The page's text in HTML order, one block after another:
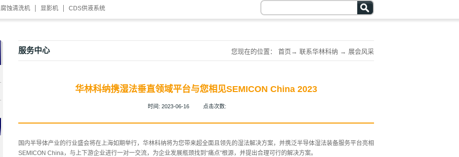
腐蚀清洗机 显影机 CDS供液系统
服务中心 您现在的位置： 首页 → 联系华林科纳 → 展会风采
华林科纳携湿法垂直领域平台与您相见SEMICON China 2023
时间: 2023-06-16 点击次数:
国内半导体产业的行业盛会将在上海如期举行，华林科纳将为您带来超全面且领先的湿法解决方案，并携泛半导体湿法装备服务平台亮相
SEMICON China，与上下游企业进行一对一交流，为企业发展瓶颈找到“痛点”根源，并提出合理可行的解决方案。